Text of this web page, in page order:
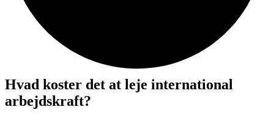
Hvad koster det at leje international
arbejdskraft?